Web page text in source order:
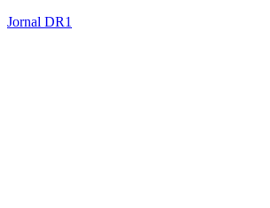
Jornal DR1